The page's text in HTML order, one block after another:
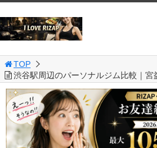
TOP
渋谷駅周辺のパーソナルジム比較｜宮